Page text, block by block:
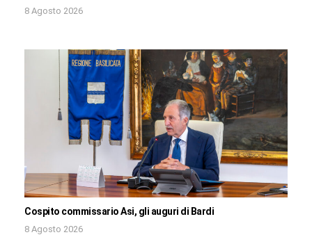
8 Agosto 2026
Cospito commissario Asi, gli auguri di Bardi
8 Agosto 2026